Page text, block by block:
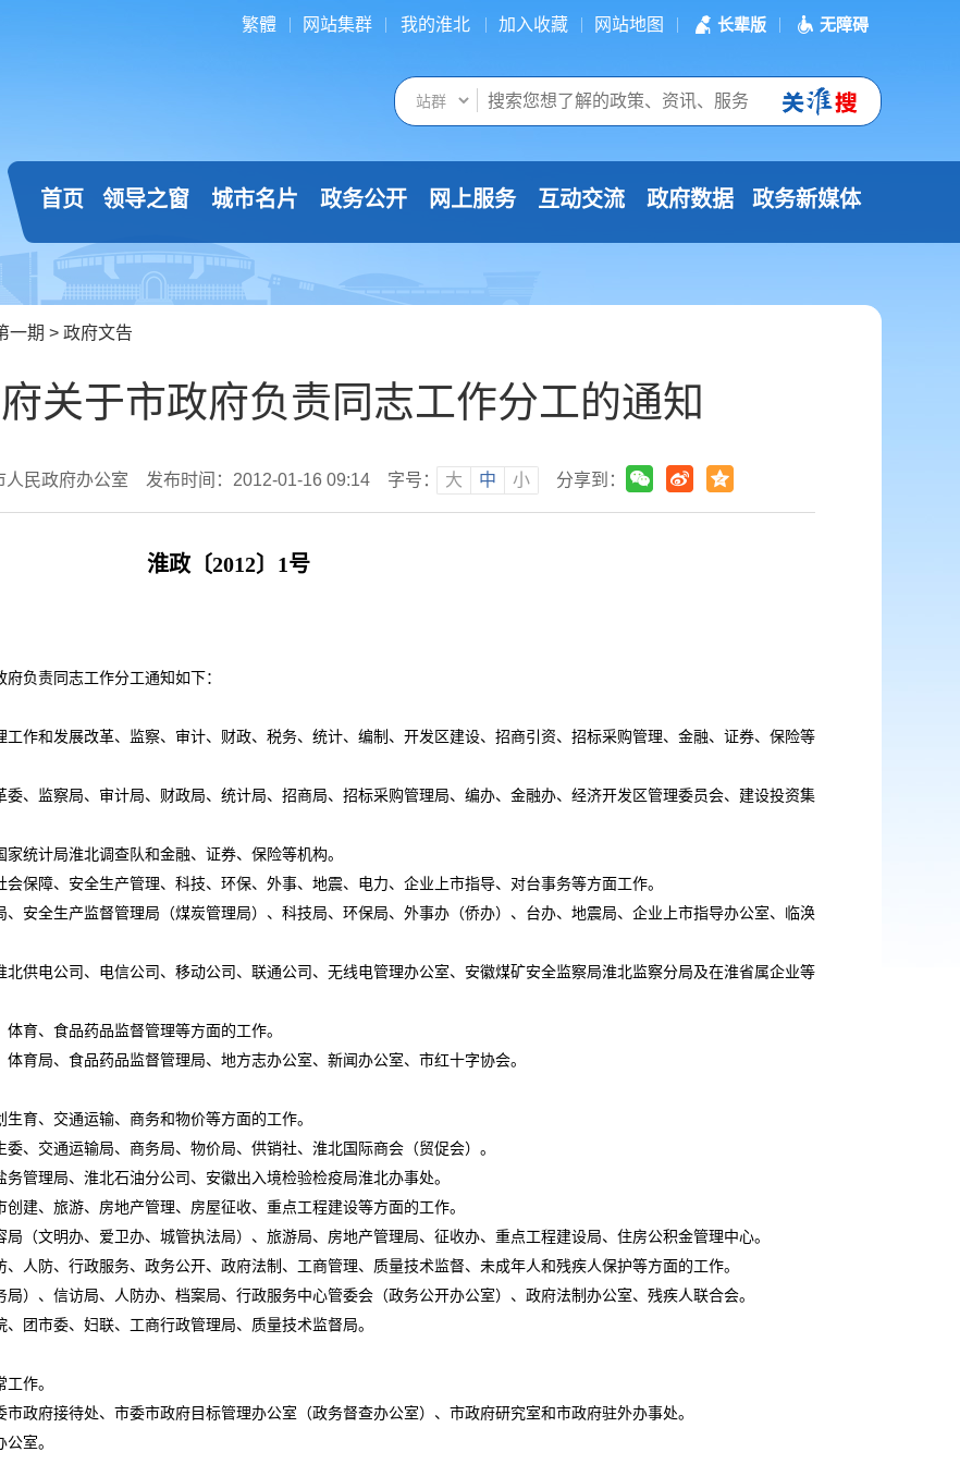
繁體 网站集群 我的淮北 加入收藏 网站地图 长辈版 无障碍
首页 领导之窗 城市名片 政务公开 网上服务 互动交流 政府数据 政务新媒体
一期 > 政府文告
关于市政府负责同志工作分工的通知
人民政府办公室 发布时间：2012-01-16 09:14 字号： 大 中 小 分享到：
淮政〔2012〕 1号
负责同志工作分工通知如下：
和发展改革、监察、审计、财政、税务、统计、编制、开发区建设、招商引资、招标采购管理、金融、证券、保险等
监察局、审计局、财政局、统计局、招商局、招标采购管理局、编办、金融办、经济开发区管理委员会、建设投资集
计局淮北调查队和金融、证券、保险等机构。
障、安全生产管理、科技、环保、外事、地震、电力、企业上市指导、对台事务等方面工作。
全生产监督管理局（煤炭管理局）、科技局、环保局、外事办（侨办）、台办、地震局、企业上市指导办公室、临涣
电公司、电信公司、移动公司、联通公司、无线电管理办公室、安徽煤矿安全监察局淮北监察分局及在淮省属企业等
、食品药品监督管理等方面的工作。
局、食品药品监督管理局、地方志办公室、新闻办公室、市红十字协会。
、交通运输、商务和物价等方面的工作。
交通运输局、商务局、物价局、供销社、淮北国际商会（贸促会）。
理局、淮北石油分公司、安徽出入境检验检疫局淮北办事处。
、旅游、房地产管理、房屋征收、重点工程建设等方面的工作。
文明办、爱卫办、城管执法局）、旅游局、房地产管理局、征收办、重点工程建设局、住房公积金管理中心。
防、行政服务、政务公开、政府法制、工商管理、质量技术监督、未成年人和残疾人保护等方面的工作。
、信访局、人防办、档案局、行政服务中心管委会（政务公开办公室）、政府法制办公室、残疾人联合会。
市委、妇联、工商行政管理局、质量技术监督局。
作。
府接待处、市委市政府目标管理办公室（政务督查办公室）、市政府研究室和市政府驻外办事处。
室。